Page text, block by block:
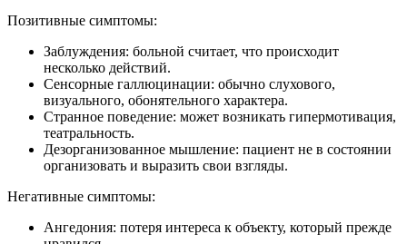
Позитивные симптомы:
Заблуждения: больной считает, что происходит
несколько действий.
Сенсорные галлюцинации: обычно слухового,
визуального, обонятельного характера.
Странное поведение: может возникать гипермотивация,
театральность.
Дезорганизованное мышление: пациент не в состоянии
организовать и выразить свои взгляды.
Негативные симптомы:
Ангедония: потеря интереса к объекту, который прежде